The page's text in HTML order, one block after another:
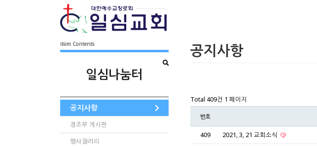
ilsim Contents
일심나눔터
공지사항
경조부 게시판
행사갤러리
공지사항
Total 409건 1 페이지
번호
409 2021, 3, 21 교회소식